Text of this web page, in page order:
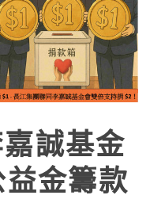
誠基金
金籌款